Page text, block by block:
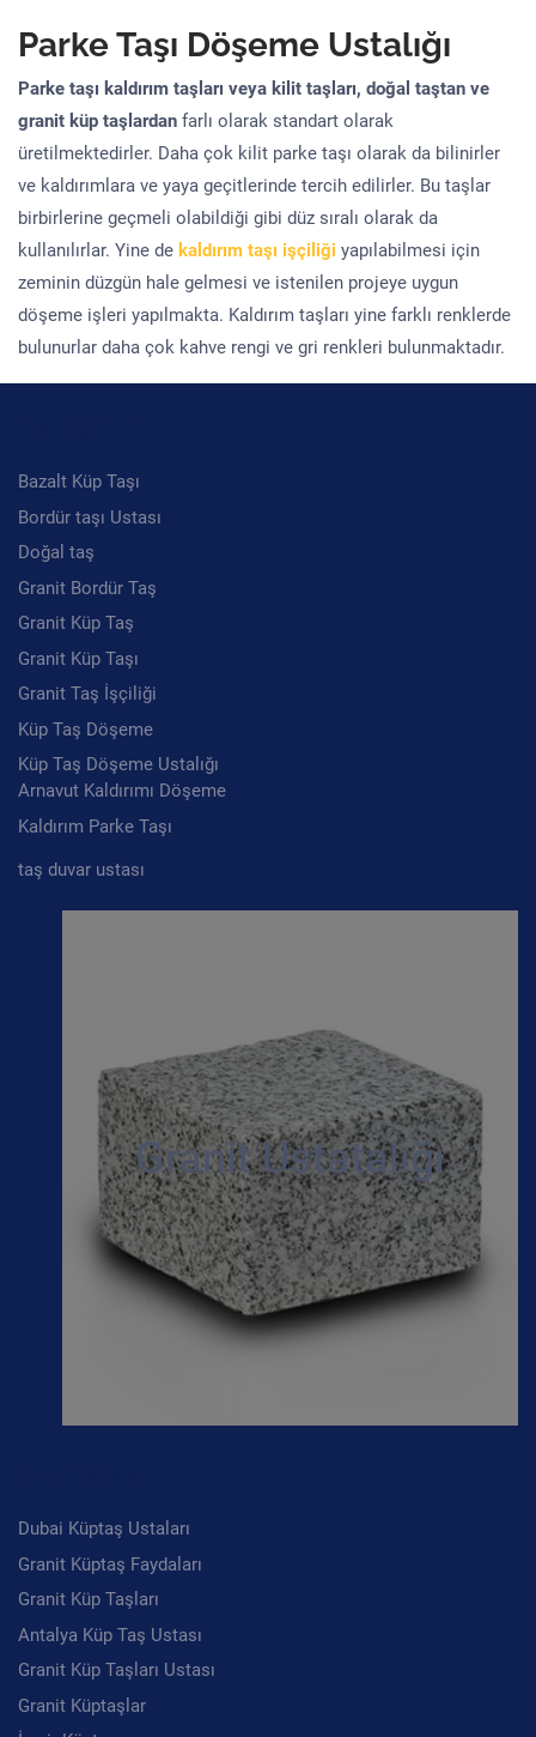
Parke Taşı Döşeme Ustalığı
Parke taşı kaldırım taşları veya kilit taşları, doğal taştan ve
granit küp taşlardan farlı olarak standart olarak
üretilmektedirler. Daha çok kilit parke taşı olarak da bilinirler
ve kaldırımlara ve yaya geçitlerinde tercih edilirler. Bu taşlar
birbirlerine geçmeli olabildiği gibi düz sıralı olarak da
kullanılırlar. Yine de kaldırım taşı işçiliği yapılabilmesi için
zeminin düzgün hale gelmesi ve istenilen projeye uygun
döşeme işleri yapılmakta. Kaldırım taşları yine farklı renklerde
bulunurlar daha çok kahve rengi ve gri renkleri bulunmaktadır.
Bazalt Küp Taşı
Bordür taşı Ustası
Doğal taş
Granit Bordür Taş
Granit Küp Taş
Granit Küp Taşı
Granit Taş İşçiliği
Küp Taş Döşeme
Küp Taş Döşeme Ustalığı
Arnavut Kaldırımı Döşeme
Kaldırım Parke Taşı
taş duvar ustası
Granit Ustatalığı
Dubai Küptaş Ustaları
Granit Küptaş Faydaları
Granit Küp Taşları
Antalya Küp Taş Ustası
Granit Küp Taşları Ustası
Granit Küptaşlar